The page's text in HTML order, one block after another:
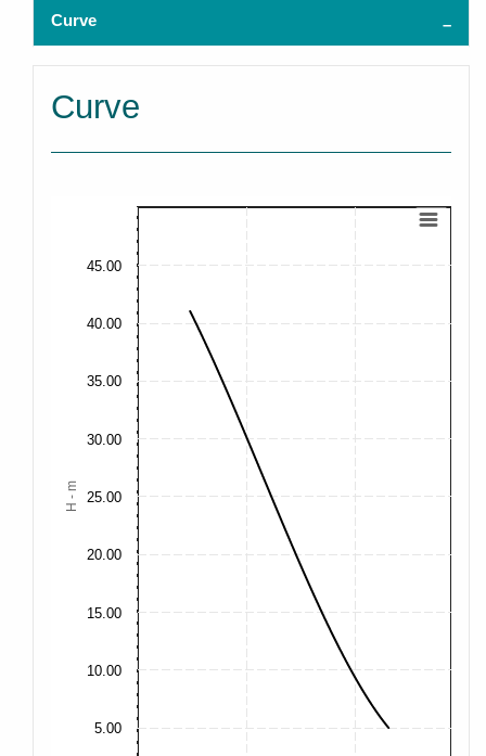
Curve
Curve
H - m
5.00
10.00
15.00
20.00
25.00
30.00
35.00
40.00
45.00